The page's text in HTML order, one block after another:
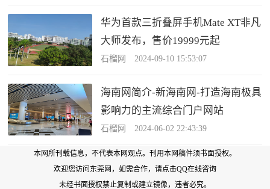
华为首款三折叠屏手机Mate XT非凡
大师发布，售价19999元起
石榴网 2024-09-10 15:53:07
海南网简介-新海南网-打造海南极具
影响力的主流综合门户网站
石榴网 2024-06-02 22:43:39
本网所刊载信息，不代表本网观点。刊用本网稿件须书面授权。
欢迎您访问东莞网，如需合作， 请点击QQ在线咨询
未经书面授权禁止复制或建立镜像，违者必究。